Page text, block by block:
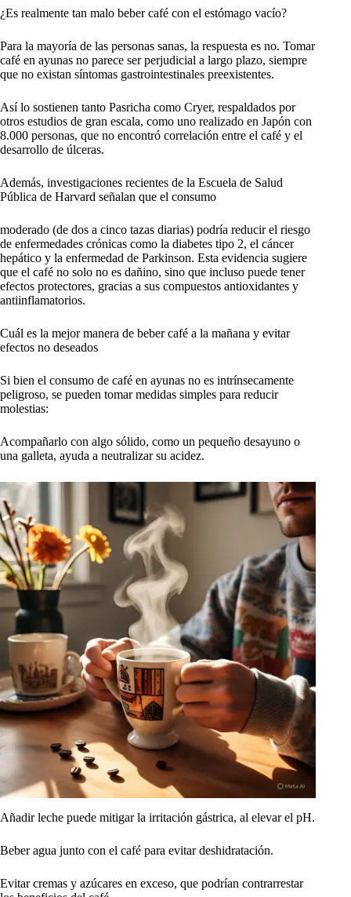
¿Es realmente tan malo beber café con el estómago vacío?
Para la mayoría de las personas sanas, la respuesta es no. Tomar
café en ayunas no parece ser perjudicial a largo plazo, siempre
que no existan síntomas gastrointestinales preexistentes.
Así lo sostienen tanto Pasricha como Cryer, respaldados por
otros estudios de gran escala, como uno realizado en Japón con
8.000 personas, que no encontró correlación entre el café y el
desarrollo de úlceras.
Además, investigaciones recientes de la Escuela de Salud
Pública de Harvard señalan que el consumo
moderado (de dos a cinco tazas diarias) podría reducir el riesgo
de enfermedades crónicas como la diabetes tipo 2, el cáncer
hepático y la enfermedad de Parkinson. Esta evidencia sugiere
que el café no solo no es dañino, sino que incluso puede tener
efectos protectores, gracias a sus compuestos antioxidantes y
antiinflamatorios.
Cuál es la mejor manera de beber café a la mañana y evitar
efectos no deseados
Si bien el consumo de café en ayunas no es intrínsecamente
peligroso, se pueden tomar medidas simples para reducir
molestias:
Acompañarlo con algo sólido, como un pequeño desayuno o
una galleta, ayuda a neutralizar su acidez.
Añadir leche puede mitigar la irritación gástrica, al elevar el pH.
Beber agua junto con el café para evitar deshidratación.
Evitar cremas y azúcares en exceso, que podrían contrarrestar